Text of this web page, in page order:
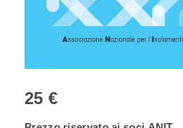
25 €